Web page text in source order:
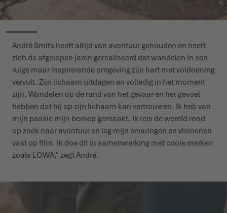
André Smits heeft altijd van avontuur gehouden en heeft
zich de afgelopen jaren gerealiseerd dat wandelen in een
ruige maar inspirerende omgeving zijn hart met voldoening
vervult. Zijn lichaam uitdagen en volledig in het moment
zijn. Wandelen op de rand van het gevaar en het gevoel
hebben dat hij op zijn lichaam kan vertrouwen. Ik heb van
mijn passie mijn beroep gemaakt. Ik reis de wereld rond
op zoek naar avontuur en leg mijn ervaringen en visioenen
vast op film. Ik doe dit in samenwerking met coole merken
zoals LOWA," zegt André.